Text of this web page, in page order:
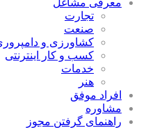
معرفی مشاغل
تجارت
صنعت
كشاورزی و
كسب و كار اينترنتی
خدمات
هنر
افراد موفق
مشاوره
راهنمای گرفتن مجوز